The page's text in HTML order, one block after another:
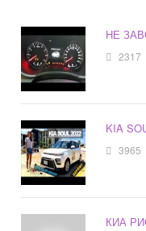
НЕ
2317
KIA
3965
КИА